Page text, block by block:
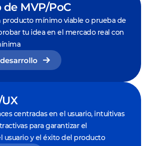
de MVP/PoC
producto mínimo viable o prueba de
tu idea en el mercado real con
centradas en el usuario, intuitivas
para garantizar el
usuario y el éxito del producto